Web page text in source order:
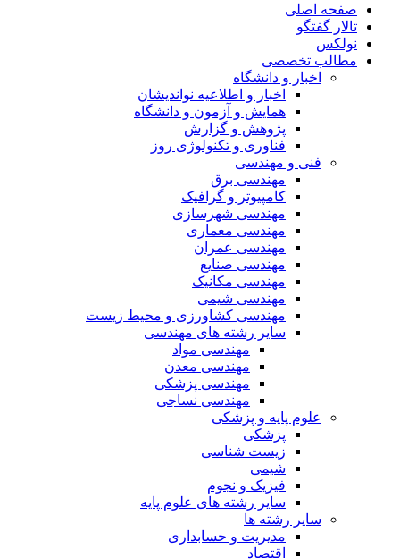
صفحه اصلی
تالار گفتگو
نولکس
مطالب تخصصی
اخبار و دانشگاه
اخبار و اطلاعیه نواندیشان
همایش و آزمون و دانشگاه
پژوهش و گزارش
فناوری و تکنولوژی روز
فنی و مهندسی
مهندسی برق
کامپیوتر و گرافیک
مهندسی شهرسازی
مهندسی معماری
مهندسی عمران
مهندسی صنایع
مهندسی مکانیک
مهندسی شیمی
مهندسی کشاورزی و محیط زیست
سایر رشته های مهندسی
مهندسی مواد
مهندسی معدن
مهندسی پزشکی
مهندسی نساجی
علوم پایه و پزشکی
پزشکی
زیست شناسی
شیمی
فیزیک و نجوم
سایر رشته های علوم پایه
سایر رشته ها
مدیریت و حسابداری
اقتصاد